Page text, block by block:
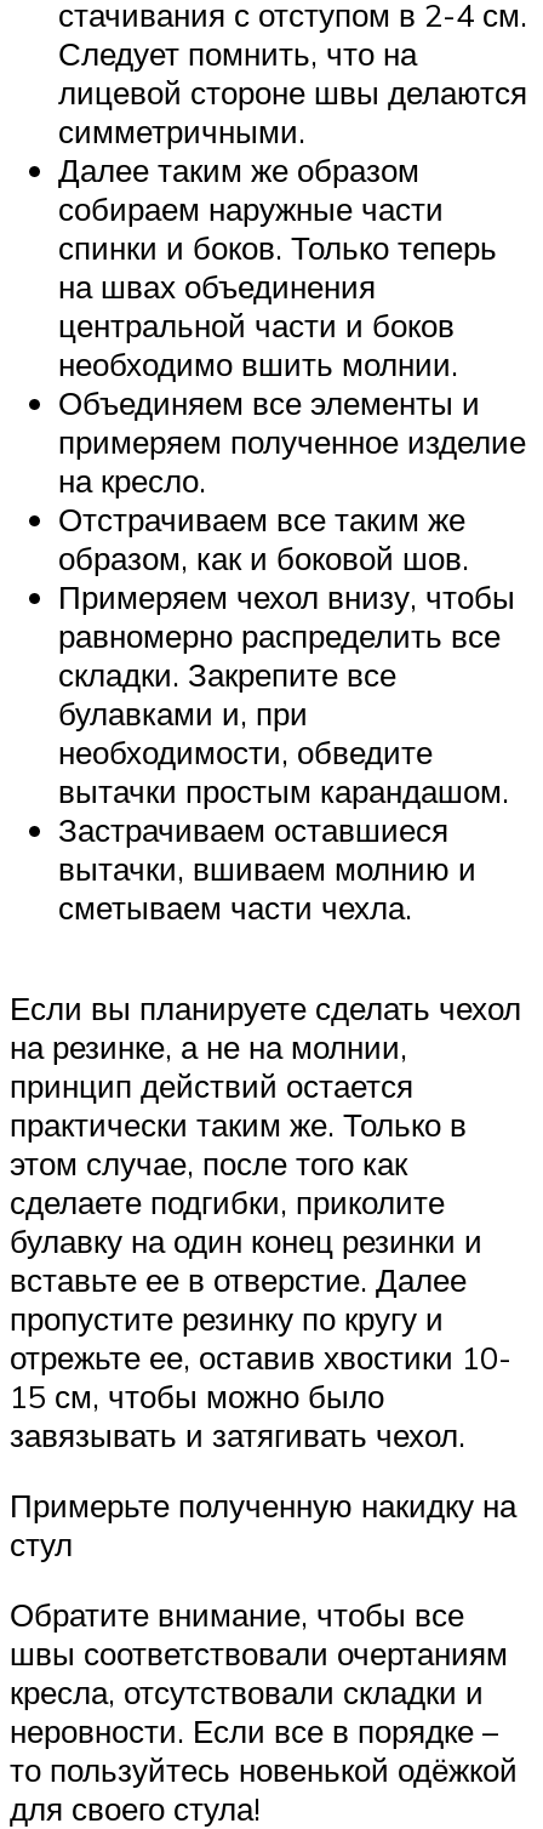
стачивания с отступом в 2-4 см.
Следует помнить, что на
лицевой стороне швы делаются
симметричными.
Далее таким же образом
собираем наружные части
спинки и боков. Только теперь
на швах объединения
центральной части и боков
необходимо вшить молнии.
Объединяем все элементы и
примеряем полученное изделие
на кресло.
Отстрачиваем все таким же
образом, как и боковой шов.
Примеряем чехол внизу, чтобы
равномерно распределить все
складки. Закрепите все
булавками и, при
необходимости, обведите
вытачки простым карандашом.
Застрачиваем оставшиеся
вытачки, вшиваем молнию и
сметываем части чехла.
Если вы планируете сделать чехол
на резинке, а не на молнии,
принцип действий остается
практически таким же. Только в
этом случае, после того как
сделаете подгибки, приколите
булавку на один конец резинки и
вставьте ее в отверстие. Далее
пропустите резинку по кругу и
отрежьте ее, оставив хвостики 10-
15 см, чтобы можно было
завязывать и затягивать чехол.
Примерьте полученную накидку на
стул
Обратите внимание, чтобы все
швы соответствовали очертаниям
кресла, отсутствовали складки и
неровности. Если все в порядке –
то пользуйтесь новенькой одёжкой
для своего стула!